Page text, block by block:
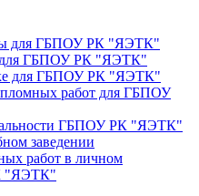
для ГБПОУ РК "ЯЭТК"
для ГБПОУ РК "ЯЭТК"
для ГБПОУ РК "ЯЭТК"
работ для ГБПОУ
ГБПОУ РК "ЯЭТК"
заведении
работ в личном
"ЯЭТК"